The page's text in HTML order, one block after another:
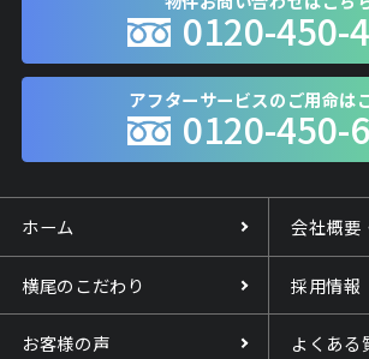
0120-450-
アフターサービスのご用命は
0120-450-
ホーム 会社概要
横尾のこだわり 採用情報
お客様の声 よくある